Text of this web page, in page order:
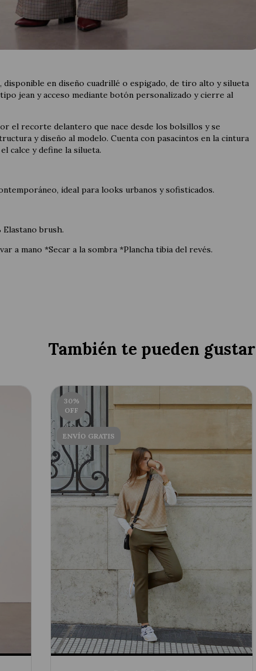
disponible en diseño cuadrillé o espigado, de tiro alto y silueta
jean y acceso mediante botón personalizado y cierre al
el recorte delantero que nace desde los bolsillos y se
y diseño al modelo. Cuenta con pasacintos en la cintura
calce y define la silueta.
ideal para looks urbanos y sofisticados.
Elastano brush.
a mano *Secar a la sombra *Plancha tibia del revés.
También te pueden gustar
30%
OFF
ENVÍO GRATIS